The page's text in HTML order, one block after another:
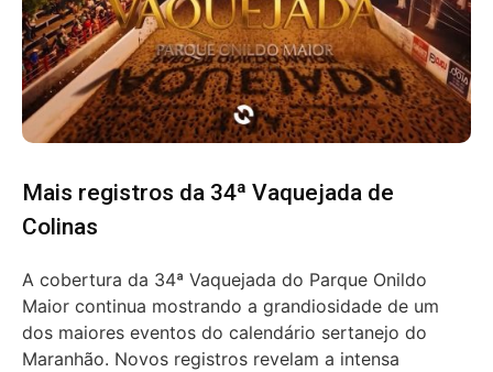
Mais registros da 34ª Vaquejada de
Colinas
A cobertura da 34ª Vaquejada do Parque Onildo
Maior continua mostrando a grandiosidade de um
dos maiores eventos do calendário sertanejo do
Maranhão. Novos registros revelam a intensa